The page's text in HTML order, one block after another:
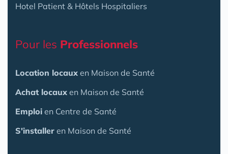
Hotel Patient & Hôtels Hospitaliers
Pour les Professionnels
Location locaux en Maison de Santé
Achat locaux en Maison de Santé
Emploi en Centre de Santé
S'installer en Maison de Santé